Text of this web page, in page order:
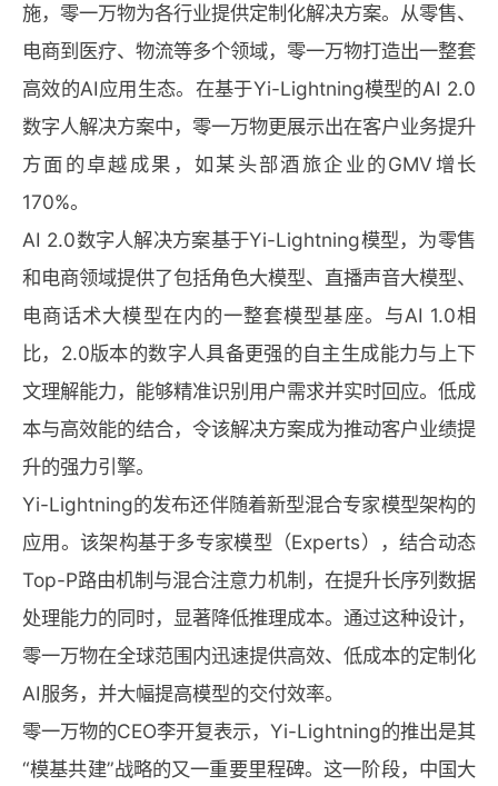
施，零一万物为各行业提供定制化解决方案。从零售、
电商到医疗、物流等多个领域，零一万物打造出一整套
高效的AI应用生态。在基于Yi-Lightning模型的AI 2.0
数字人解决方案中，零一万物更展示出在客户业务提升
方面的卓越成果，如某头部酒旅企业的GMV增长
170%。
AI 2.0数字人解决方案基于Yi-Lightning模型，为零售
和电商领域提供了包括角色大模型、直播声音大模型、
电商话术大模型在内的一整套模型基座。与AI 1.0相
比，2.0版本的数字人具备更强的自主生成能力与上下
文理解能力，能够精准识别用户需求并实时回应。低成
本与高效能的结合，令该解决方案成为推动客户业绩提
升的强力引擎。
Yi-Lightning的发布还伴随着新型混合专家模型架构的
应用。该架构基于多专家模型（Experts），结合动态
Top-P路由机制与混合注意力机制，在提升长序列数据
处理能力的同时，显著降低推理成本。通过这种设计，
零一万物在全球范围内迅速提供高效、低成本的定制化
AI服务，并大幅提高模型的交付效率。
零一万物的CEO李开复表示，Yi-Lightning的推出是其
“模基共建”战略的又一重要里程碑。这一阶段，中国大